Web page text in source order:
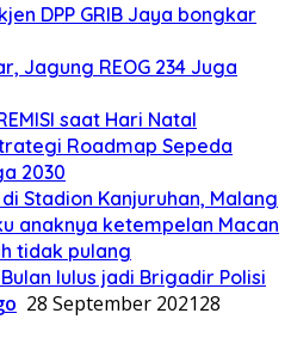
DPP GRIB Jaya bongkar
Jagung REOG 234 Juga
saat Hari Natal
Roadmap Sepeda
2030
Stadion Kanjuruhan, Malang
anaknya ketempelan Macan
tidak pulang
lulus jadi Brigadir Polisi
28 September 202128